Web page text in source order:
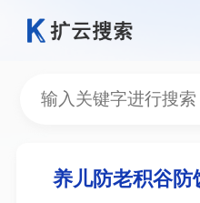
养儿防老积谷